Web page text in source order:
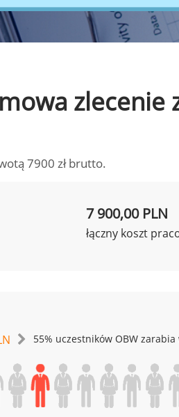
7900 zł brutto.
7 900,00 PLN
łączny koszt
55% uczestników OBW zarabia